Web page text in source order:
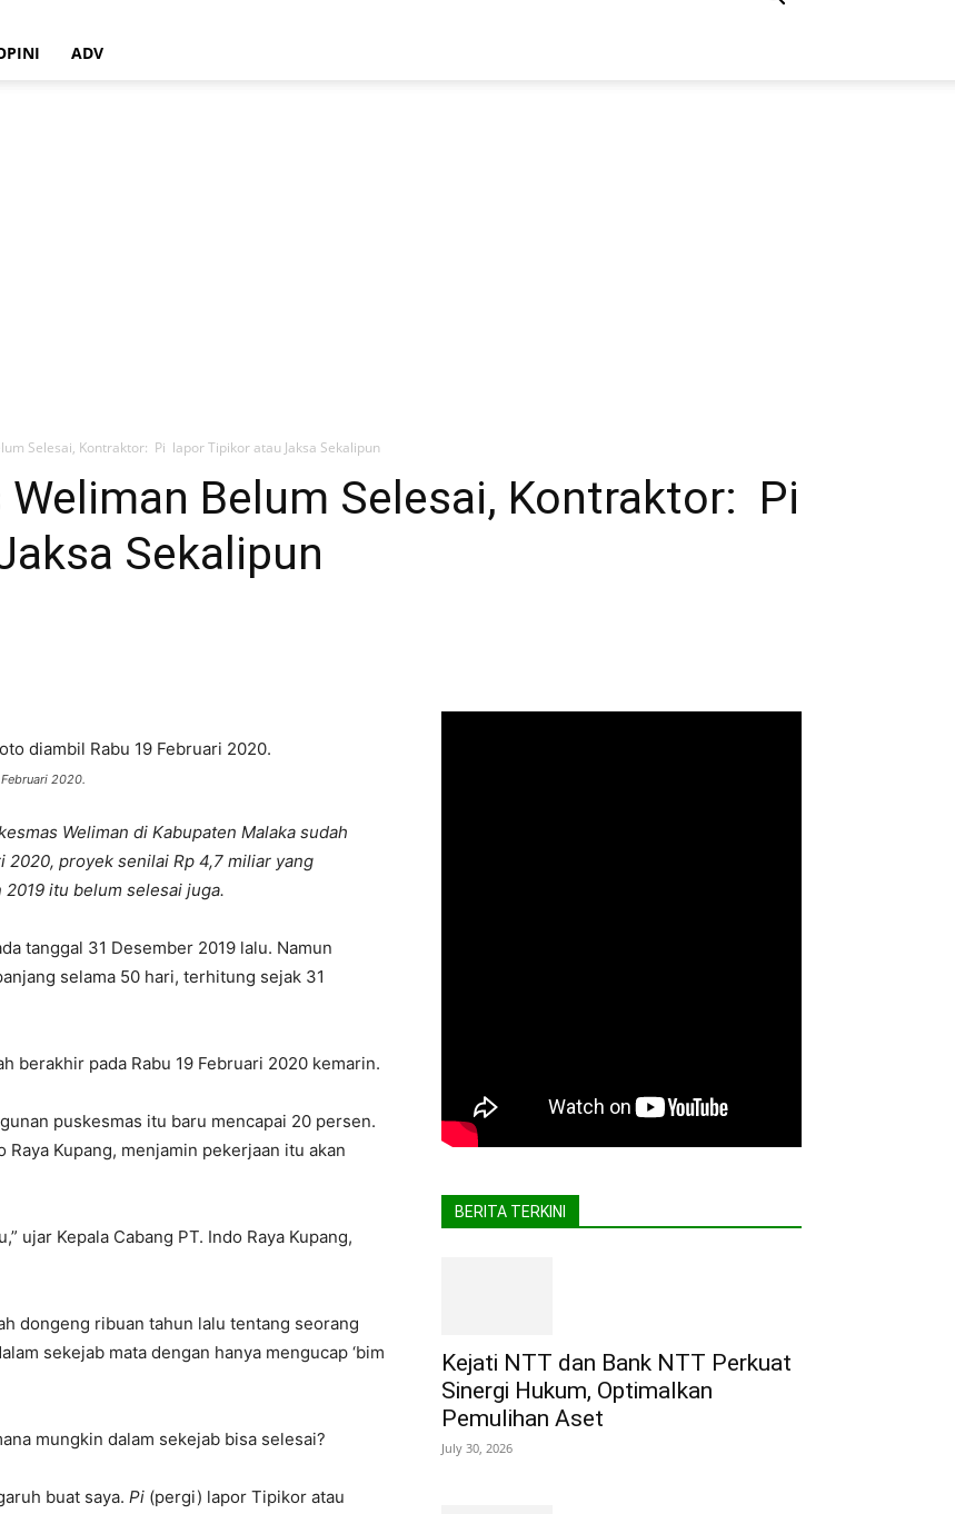
ADV
Selesai, Kontraktor: Pi lapor Tipikor atau Jaksa Sekalipun
Belum Selesai, Kontraktor: Pi
Sekalipun
2020.
Weliman di Kabupaten Malaka sudah
2020, proyek senilai Rp 4,7 miliar yang
itu belum selesai juga.
tanggal 31 Desember 2019 lalu. Namun
selama 50 hari, terhitung sejak 31
berakhir pada Rabu 19 Februari 2020 kemarin.
puskesmas itu baru mencapai 20 persen.
Kupang, menjamin pekerjaan itu akan
ujar Kepala Cabang PT. Indo Raya Kupang,
dongeng ribuan tahun lalu tentang seorang
sekejab mata dengan hanya mengucap ‘bim
mungkin dalam sekejab bisa selesai?
buat saya. Pi (pergi) lapor Tipikor atau
BERITA TERKINI
Kejati NTT dan Bank NTT Perkuat
Sinergi Hukum, Optimalkan
Pemulihan Aset
July 30, 2026